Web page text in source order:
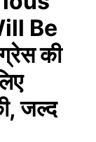
Be
की
जल्द